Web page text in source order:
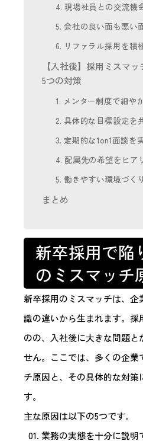
4. 現場社員との交流機
5. 会社の良い面も悪い
6. リファラル採用を積
【入社後】採用ミスマ
5つの対策
1. メンター制度で細や
2. 具体的な目標設定を
3. 定期的な1on1面談を
4. 配属先の希望をヒア
5. 働きやすい環境づく
まとめ
新卒採用で陥
のミスマッチ
新卒採用のミスマッチは、企
識の違いから生まれます。採
のの、入社後に大きな問題と
せん。ここでは、多くの企業
チ原因と、その具体的な対策
す。
主な原因は以下の5つです。
業務の実態を十分に説明